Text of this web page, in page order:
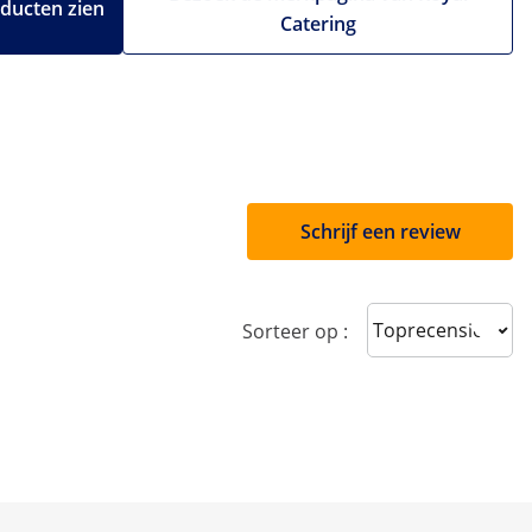
Catering
zien
Schrijf een review
Sorteer op : Sort reviews